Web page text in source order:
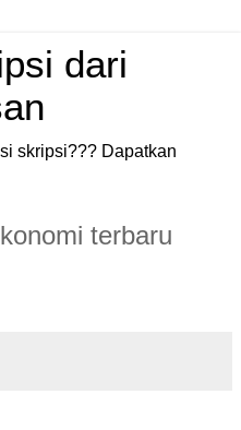
dari
skripsi??? Dapatkan
terbaru